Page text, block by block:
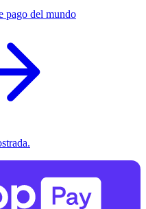
pago del mundo